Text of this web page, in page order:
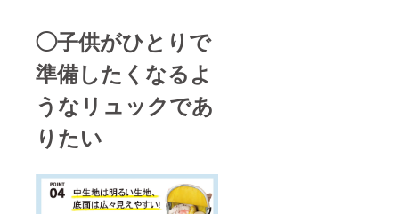
◯子供がひとりで
準備したくなるよ
うなリュックであ
りたい